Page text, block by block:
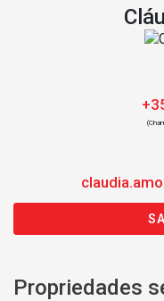
Propriedades